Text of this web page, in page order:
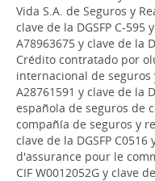
Vida S.A. de Seguros y
clave de la DGSFP C-595
A78963675 y clave de la
Crédito contratado por
internacional de seguros
A28761591 y clave de la
española de seguros de
compañía de seguros y
clave de la DGSFP
d'assurance pour le
CIF W0012052G y clave